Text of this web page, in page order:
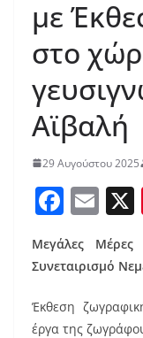
με
στο
Αϊβαλή
29 Αυγούστου 2025
F
a
c
b
E
m
ai
l
Μεγάλες Μέρες
Συνεταιρισμό
Έκθεση
έργα της